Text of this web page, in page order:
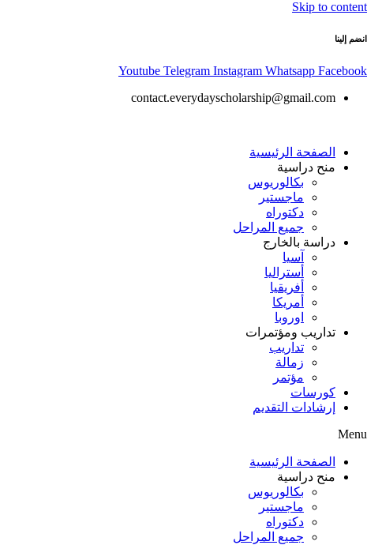
Skip to content
انضم إلينا
Youtube Telegram Instagram Whatsapp Facebook
contact.everydayscholarship@gmail.com
الصفحة الرئيسية
منح دراسية
بكالوريوس
ماجستير
دكتوراه
جميع المراحل
دراسة بالخارج
آسيا
أستراليا
أفريقيا
أمريكا
اوروبا
تداريب ومؤتمرات
تداريب
زمالة
مؤتمر
كورسات
إرشادات التقديم
Menu
الصفحة الرئيسية
منح دراسية
بكالوريوس
ماجستير
دكتوراه
جميع المراحل